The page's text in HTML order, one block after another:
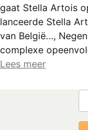
gaat Stella Artois
lanceerde Stella
van België…,
complexe
Lees meer